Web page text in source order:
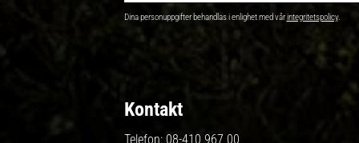
Dina personuppgifter behandlas i enlighet med vårintegritetspolicy.
Kontakt
Telefon: 08-410 967 00